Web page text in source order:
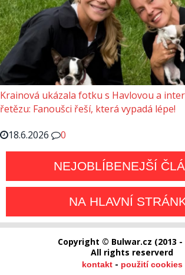
Krainová ukázala fotku s Havlovou a
řetězu: Fanoušci řeší, která vypadá lépe!
18.6.2026
0
NEJOBLÍBENEJŠÍ
NA HLAVNÍ
Copyright © Bulwar.cz (2013 -
All rights reserverd
kontakt- použití cookies